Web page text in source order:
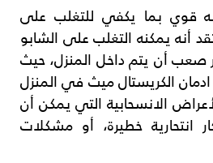
قوي بما يكفي للتغلب على
أنه يمكنه التغلب على الشابو
صعب أن يتم داخل المنزل، حيث
الكريستال ميث في المنزل
الانسحابية التي يمكن أن
انتحارية خطيرة، أو مشكلات